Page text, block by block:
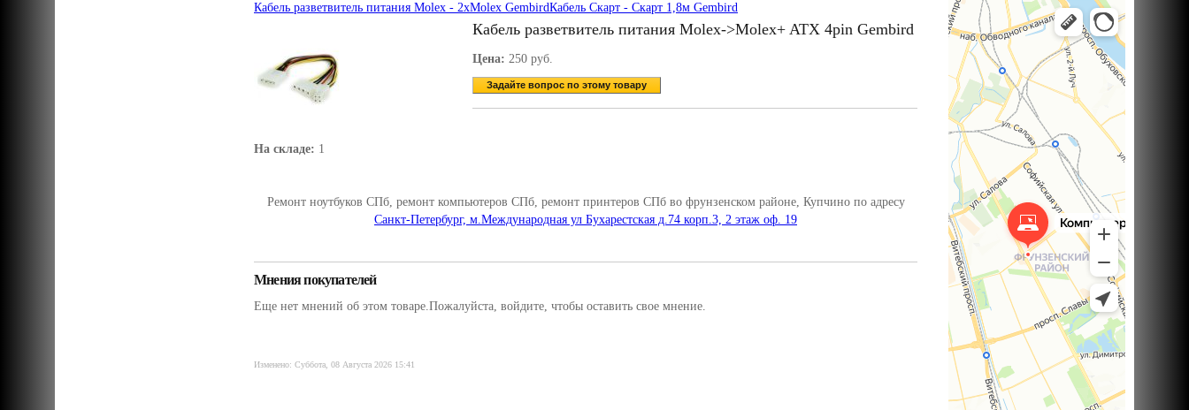
Кабель разветвитель питания Molex - 2xMolex GembirdКабель Скарт - Скарт 1,8м Gembird
Кабель разветвитель питания Molex->Molex+ ATX 4pin Gembird
Цена: 250 руб.
Задайте вопрос по этому товару
На складе: 1
Ремонт ноутбуков СПб, ремонт компьютеров СПб, ремонт принтеров СПб во фрунзенском районе, Купчино по адресу
Санкт-Петербург, м.Международная ул Бухарестская д.74 корп.3, 2 этаж оф. 19
Мнения покупателей
Еще нет мнений об этом товаре.Пожалуйста, войдите, чтобы оставить свое мнение.
Изменено: Суббота, 08 Августа 2026 15:41